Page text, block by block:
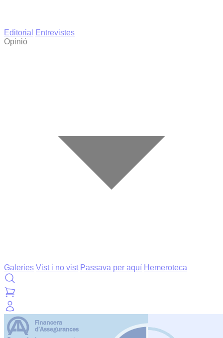
Editorial
Entrevistes
Opinió
Galeries Vist i no vist Passava per aquí Hemeroteca